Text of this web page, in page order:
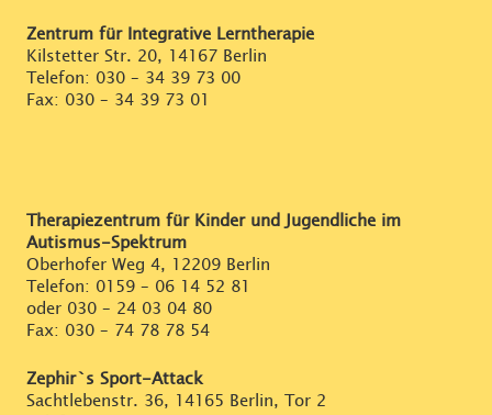
Zentrum für Integrative Lerntherapie
Kilstetter Str. 20, 14167 Berlin
Telefon: 030 – 34 39 73 00
Fax: 030 – 34 39 73 01
Therapiezentrum für Kinder und Jugendliche im
Autismus-Spektrum
Oberhofer Weg 4, 12209 Berlin
Telefon: 0159 – 06 14 52 81
oder 030 – 24 03 04 80
Fax: 030 – 74 78 78 54
Zephir`s Sport-Attack
Sachtlebenstr. 36, 14165 Berlin, Tor 2